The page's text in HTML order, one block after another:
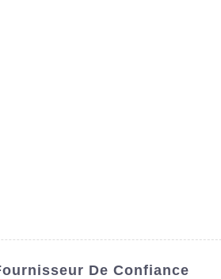
De Confiance